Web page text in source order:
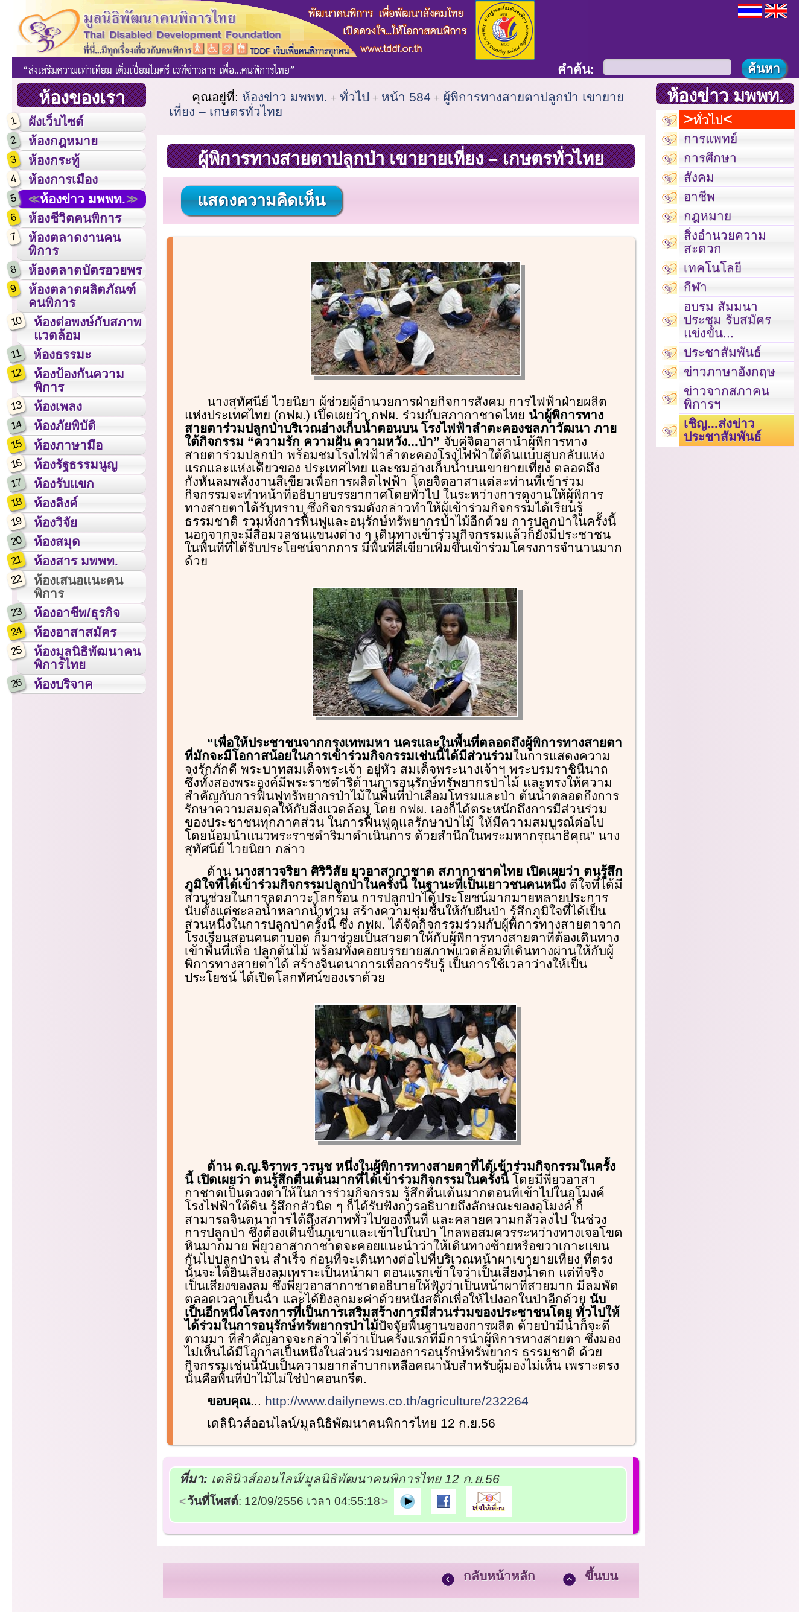
ห้องของเรา
1 ผังเว็บไซต์
2 ห้องกฎหมาย
3 ห้องกระทู้
4 ห้องการเมือง
5 ห้องข่าว มพพท.
6 ห้องชีวิตคนพิการ
7
ห้องตลาดงานคน
พิการ
8 ห้องตลาดบัตรอวยพร
9
ห้องตลาดผลิตภัณฑ์
คนพิการ
10
ห้องต่อพงษ์กับสภาพ
แวดล้อม
11 ห้องธรรมะ
12
ห้องป้องกันความ
พิการ
13 ห้องเพลง
14 ห้องภัยพิบัติ
15 ห้องภาษามือ
16 ห้องรัฐธรรมนูญ
17 ห้องรับแขก
18 ห้องลิงค์
19 ห้องวิจัย
20 ห้องสมุด
21 ห้องสาร มพพท.
22
ห้องเสนอแนะคน
พิการ
23 ห้องอาชีพ/ธุรกิจ
24 ห้องอาสาสมัคร
25
ห้องมูลนิธิพัฒนาคน
พิการไทย
26 ห้องบริจาค
คำค้น:
คุณอยู่ที่: ห้องข่าว มพพท. ทั่วไป หน้า 584
ผู้พิการทางสายตาปลูกป่า เขายาย
เที่ยง – เกษตรทั่วไทย
ผู้พิการทางสายตาปลูกป่า เขายายเที่ยง – เกษตรทั่วไทย
แสดงความคิดเห็น
นางสุทัศนีย์ ไวยนิยา ผู้ช่วยผู้อำนวยการฝ่ายกิจการสังคม การไฟฟ้าฝ่ายผลิต
แห่งประเทศไทย (กฟผ.) เปิดเผยว่า กฟผ. ร่วมกับสภากาชาดไทย นำผู้พิการทาง
สายตาร่วมปลูกป่าบริเวณอ่างเก็บน้ำตอนบน โรงไฟฟ้าลำตะคองชลภาวัฒนา ภาย
ใต้กิจกรรม “ความรัก ความฝัน ความหวัง...ป่า” จับคู่จิตอาสานำผู้พิการทาง
สายตาร่วมปลูกป่า พร้อมชมโรงไฟฟ้าลำตะคองโรงไฟฟ้าใต้ดินแบบสูบกลับแห่ง
แรกและแห่งเดียวของ ประเทศไทย และชมอ่างเก็บน้ำบนเขายายเที่ยง ตลอดถึง
กังหันลมพลังงานสีเขียวเพื่อการผลิตไฟฟ้า โดยจิตอาสาแต่ละท่านที่เข้าร่วม
กิจกรรมจะทำหน้าที่อธิบายบรรยากาศโดยทั่วไป ในระหว่างการดูงานให้ผู้พิการ
ทางสายตาได้รับทราบ ซึ่งกิจกรรมดังกล่าวทำให้ผู้เข้าร่วมกิจกรรมได้เรียนรู้
ธรรมชาติ รวมทั้งการฟื้นฟูและอนุรักษ์ทรัพยากรป่าไม้อีกด้วย การปลูกป่าในครั้งนี้
นอกจากจะมีสื่อมวลชนแขนงต่าง ๆ เดินทางเข้าร่วมกิจกรรมแล้วก็ยังมีประชาชน
ในพื้นที่ที่ได้รับประโยชน์จากการ มีพื้นที่สีเขียวเพิ่มขึ้นเข้าร่วมโครงการจำนวนมาก
ด้วย
“เพื่อให้ประชาชนจากกรุงเทพมหา นครและในพื้นที่ตลอดถึงผู้พิการทางสายตา
ที่มักจะมีโอกาสน้อยในการเข้าร่วมกิจกรรมเช่นนี้ได้มีส่วนร่วมในการแสดงความ
จงรักภักดี พระบาทสมเด็จพระเจ้า อยู่หัว สมเด็จพระนางเจ้าฯ พระบรมราชินีนาถ
ซึ่งทั้งสองพระองค์มีพระราชดำริด้านการอนุรักษ์ทรัพยากรป่าไม้ และทรงให้ความ
สำคัญกับการฟื้นฟูทรัพยากรป่าไม้ในพื้นที่ป่าเสื่อมโทรมและป่า ต้นน้ำตลอดถึงการ
รักษาความสมดุลให้กับสิ่งแวดล้อม โดย กฟผ. เองก็ได้ตระหนักถึงการมีส่วนร่วม
ของประชาชนทุกภาคส่วน ในการฟื้นฟูดูแลรักษาป่าไม้ ให้มีความสมบูรณ์ต่อไป
โดยน้อมนำแนวพระราชดำริมาดำเนินการ ด้วยสำนึกในพระมหากรุณาธิคุณ” นาง
สุทัศนีย์ ไวยนิยา กล่าว
ด้าน นางสาวจริยา ศิริวิสัย ยุวอาสากาชาด สภากาชาดไทย เปิดเผยว่า ตนรู้สึก
ภูมิใจที่ได้เข้าร่วมกิจกรรมปลูกป่าในครั้งนี้ ในฐานะที่เป็นเยาวชนคนหนึ่งดีใจที่ได้มี
ส่วนช่วยในการลดภาวะโลกร้อน การปลูกป่าได้ประโยชน์มากมายหลายประการ
นับตั้งแต่ชะลอน้ำหลากน้ำท่วม สร้างความชุ่มชื้นให้กับผืนป่า รู้สึกภูมิใจที่ได้เป็น
ส่วนหนึ่งในการปลูกป่าครั้งนี้ ซึ่ง กฟผ. ได้จัดกิจกรรมร่วมกับผู้พิการทางสายตาจาก
โรงเรียนสอนคนตาบอด ก็มาช่วยเป็นสายตาให้กับผู้พิการทางสายตาที่ต้องเดินทาง
เข้าพื้นที่เพื่อ ปลูกต้นไม้ พร้อมทั้งคอยบรรยายสภาพแวดล้อมที่เดินทางผ่านให้กับผู้
พิการทางสายตาได้ สร้างจินตนาการเพื่อการรับรู้ เป็นการใช้เวลาว่างให้เป็น
ประโยชน์ ได้เปิดโลกทัศน์ของเราด้วย
ด้าน ด.ญ.จิราพร วรนุช หนึ่งในผู้พิการทางสายตาที่ได้เข้าร่วมกิจกรรมในครั้ง
นี้ เปิดเผยว่า ตนรู้สึกตื่นเต้นมากที่ได้เข้าร่วมกิจกรรมในครั้งนี้โดยมีพี่ยุวอาสา
กาชาดเป็นดวงตาให้ในการร่วมกิจกรรม รู้สึกตื่นเต้นมากตอนที่เข้าไปในอุโมงค์
โรงไฟฟ้าใต้ดิน รู้สึกกลัวนิด ๆ ก็ได้รับฟังการอธิบายถึงลักษณะของอุโมงค์ ก็
สามารถจินตนาการได้ถึงสภาพทั่วไปของพื้นที่ และคลายความกลัวลงไป ในช่วง
การปลูกป่า ซึ่งต้องเดินขึ้นภูเขาและเข้าไปในป่า ไกลพอสมควรระหว่างทางเจอโขด
หินมากมาย พี่ยุวอาสากาชาดจะคอยแนะนำว่าให้เดินทางซ้ายหรือขวาเกาะแขน
กันไปปลูกป่าจน สำเร็จ ก่อนที่จะเดินทางต่อไปที่บริเวณหน้าผาเขายายเที่ยง ที่ตรง
นั้นจะได้ยินเสียงลมเพราะเป็นหน้าผา ตอนแรกเข้าใจว่าเป็นเสียงน้ำตก แต่ที่จริง
เป็นเสียงของลม ซึ่งพี่ยุวอาสากาชาดอธิบายให้ฟังว่าเป็นหน้าผาที่สวยมาก มีลมพัด
ตลอดเวลาเย็นฉ่ำ และได้ยิงลูกมะค่าด้วยหนังสติ๊กเพื่อให้ไปงอกในป่าอีกด้วย นับ
เป็นอีกหนึ่งโครงการที่เป็นการเสริมสร้างการมีส่วนร่วมของประชาชนโดย ทั่วไปให้
ได้ร่วมในการอนุรักษ์ทรัพยากรป่าไม้ปัจจัยพื้นฐานของการผลิต ด้วยป่ามีน้ำก็จะดี
ตามมา ที่สำคัญอาจจะกล่าวได้ว่าเป็นครั้งแรกที่มีการนำผู้พิการทางสายตา ซึ่งมอง
ไม่เห็นได้มีโอกาสเป็นหนึ่งในส่วนร่วมของการอนุรักษ์ทรัพยากร ธรรมชาติ ด้วย
กิจกรรมเช่นนี้นับเป็นความยากลำบากเหลือคณานับสำหรับผู้มองไม่เห็น เพราะตรง
นั้นคือพื้นที่ป่าไม้ไม่ใช่ป่าคอนกรีต.
ขอบคุณ... http://www.dailynews.co.th/agriculture/232264
เดลินิวส์ออนไลน์/มูลนิธิพัฒนาคนพิการไทย 12 ก.ย.56
ที่มา: เดลินิวส์ออนไลน์/มูลนิธิพัฒนาคนพิการไทย 12 ก.ย.56
วันที่โพสต์: 12/09/2556 เวลา 04:55:18
กลับหน้าหลัก ขึ้นบน
ห้องข่าว มพพท.
ทั่วไป
การแพทย์
การศึกษา
สังคม
อาชีพ
กฎหมาย
สิ่งอำนวยความ
สะดวก
เทคโนโลยี
กีฬา
อบรม สัมมนา
ประชุม รับสมัคร
แข่งขัน...
ประชาสัมพันธ์
ข่าวภาษาอังกฤษ
ข่าวจากสภาคน
พิการฯ
เชิญ...ส่งข่าว
ประชาสัมพันธ์